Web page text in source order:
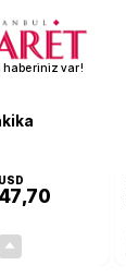
haberiniz var!
USD
47,70